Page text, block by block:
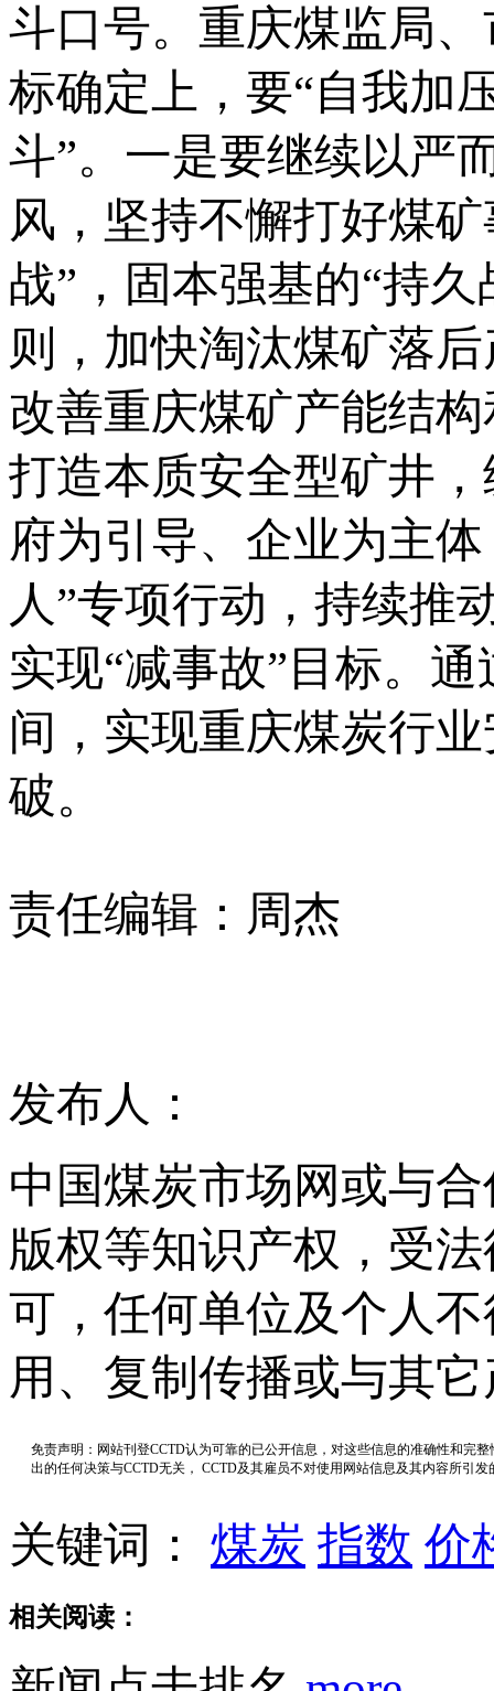
斗口号。重庆煤监局
标确定上，要“自我加
斗”。一是要继续以严
风，坚持不懈打好煤
战”，固本强基的“持
则，加快淘汰煤矿落
改善重庆煤矿产能结
打造本质安全型矿井
府为引导、企业为主
人”专项行动，持续推
实现“减事故”目标。
间，实现重庆煤炭行
破。
责任编辑：周杰
发布人：
中国煤炭市场网或与
版权等知识产权，受
可，任何单位及个人
用、复制传播或与其
免责声明：网站刊登CCTD认为可靠的已公开信息，对这些信息的准确性和完
出的任何决策与CCTD无关， CCTD及其雇员不对使用网站信息及其内容所引
关键词： 煤炭 指数 价
相关阅读：